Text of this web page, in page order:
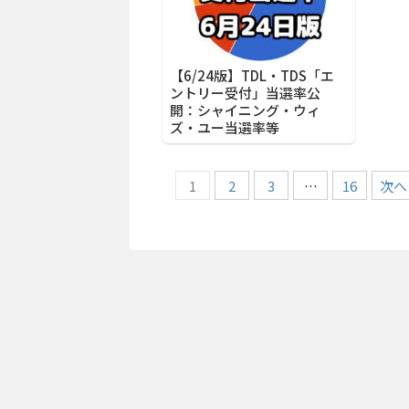
【6/24版】TDL・TDS「エ
ントリー受付」当選率公
開：シャイニング・ウィ
ズ・ユー当選率等
1 2 3 … 16 次